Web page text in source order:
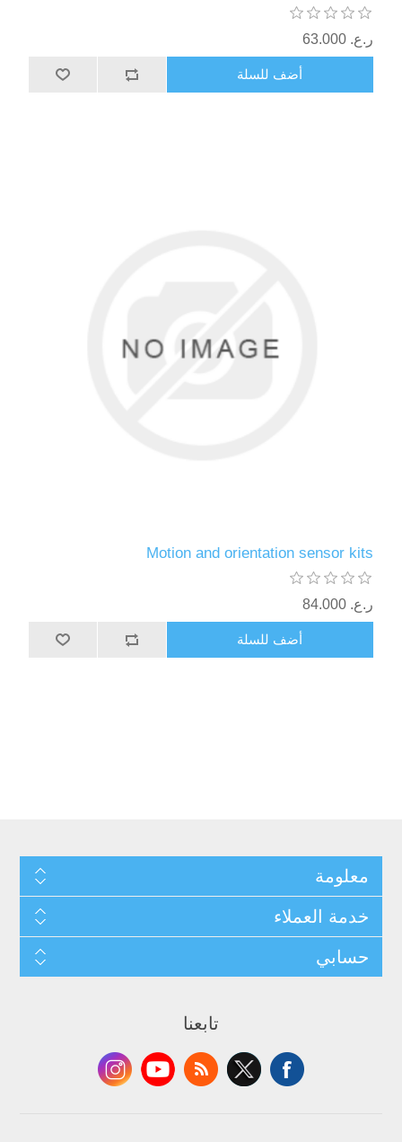
ر.ع.‏‏ 63.000
أضف للسلة
Motion and orientation sensor kits
ر.ع.‏‏ 84.000
أضف للسلة
معلومة
خدمة العملاء
حسابي
تابعنا